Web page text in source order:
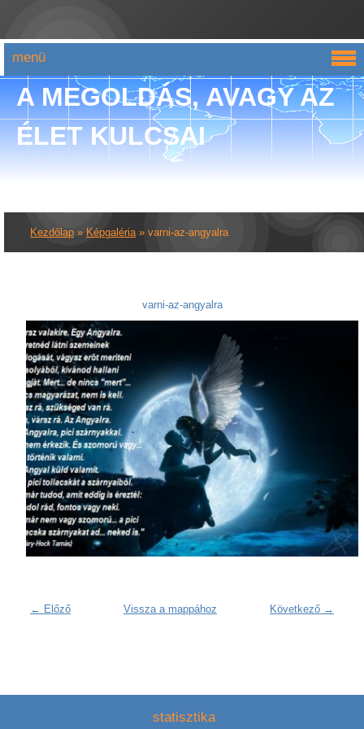
A MEGOLDÁS, AVAGY AZ
ÉLET KULCSAI
Kezdőlap » Képgaléria» varni-az-angyalra
varni-az-angyalra
← Előző Következő →
Vissza a mappához
menü
statisztika